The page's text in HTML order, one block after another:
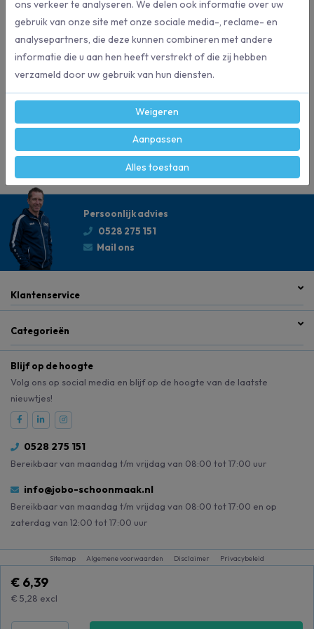
€ 6,39
€ 5,28 excl
Specificaties
Artikelnummer 50070
Persoonlijk advies
0528 275 151
Mail ons
Klantenservice
Categorieën
Blijf op de hoogte
Volg ons op social media en blijf op de hoogte van de laatste
nieuwtjes!
0528 275 151
Bereikbaar van maandag t/m vrijdag van 08:00 tot 17:00 uur
info@jobo-schoonmaak.nl
Bereikbaar van maandag t/m vrijdag van 08:00 tot 17:00 en op
zaterdag van 12:00 tot 17:00 uur
Sitemap Algemene voorwaarden Disclaimer Privacybeleid
ons verkeer te analyseren. We delen ook informatie over uw
gebruik van onze site met onze sociale media-, reclame- en
analysepartners, die deze kunnen combineren met andere
informatie die u aan hen heeft verstrekt of die zij hebben
verzameld door uw gebruik van hun diensten.
Weigeren
Aanpassen
Alles toestaan